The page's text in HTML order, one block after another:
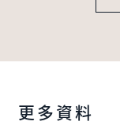
更多資料